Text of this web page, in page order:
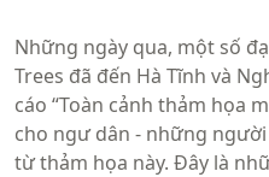
Những ngày qua, một số
Trees đã đến Hà Tĩnh và
cáo “Toàn cảnh thảm họa
cho ngư dân - những
từ thảm họa này. Đây là